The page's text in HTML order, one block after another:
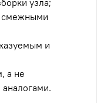
узла;
смежными
и
а не